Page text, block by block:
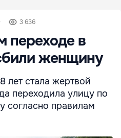
3 636
переходе в
женщину
лет стала жертвой
переходила улицу по
согласно правилам